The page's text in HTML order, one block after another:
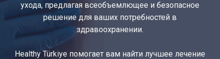
ухода, предлагая всеобъемлющее и безопасное
решение для ваших потребностей в
здравоохранении.
Healthy Türkiye помогает вам найти лучшее лечение